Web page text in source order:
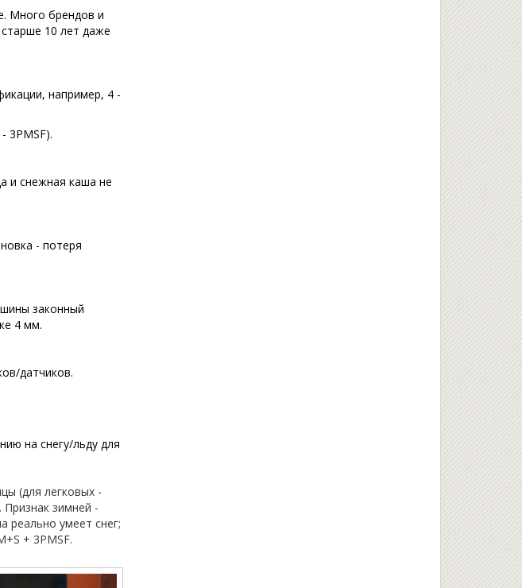
Много брендов и
10 лет даже
например, 4 -
3PMSF).
и снежная каша не
- потеря
законный
4 мм.
датчиков.
на снегу/льду для
(для легковых -
зимней -
реально умеет снег;
+ 3PMSF.